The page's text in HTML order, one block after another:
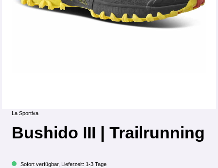
La Sportiva
Bushido III | Trailrunning
Sofort verfügbar, Lieferzeit: 1-3 Tage